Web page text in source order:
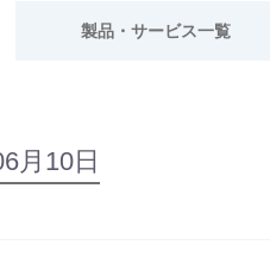
製品・サービス一覧
月10日